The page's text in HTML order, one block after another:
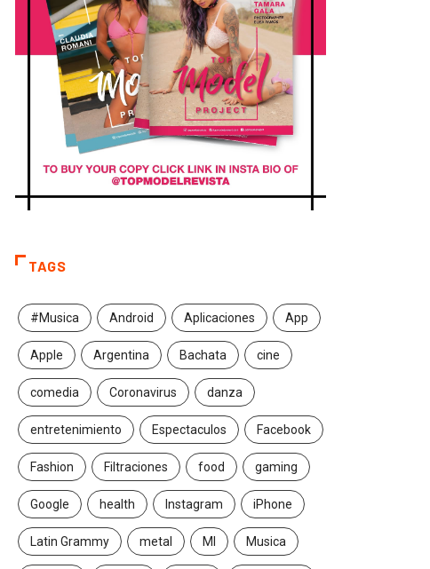
TAGS
#Musica Android Aplicaciones App
Apple Argentina Bachata cine
comedia Coronavirus danza
entretenimiento Espectaculos Facebook
Fashion Filtraciones food gaming
Google health Instagram iPhone
Latin Grammy metal MI Musica